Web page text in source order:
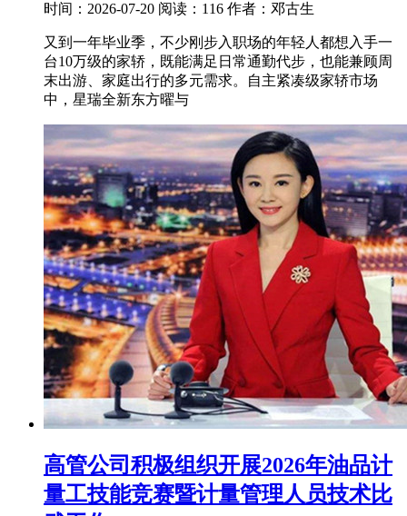
时间：2026-07-20 阅读：116 作者：邓古生
又到一年毕业季，不少刚步入职场的年轻人都想入手一
台10万级的家轿，既能满足日常通勤代步，也能兼顾周
末出游、家庭出行的多元需求。自主紧凑级家轿市场
中，星瑞全新东方曜与
高管公司积极组织开展2026年油品计
量工技能竞赛暨计量管理人员技术比